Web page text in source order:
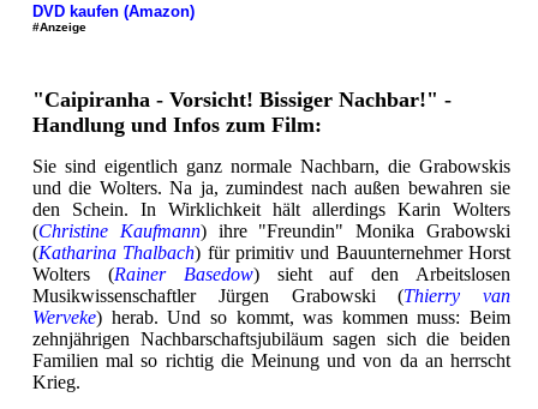
DVD kaufen (Amazon)
#Anzeige
"Caipiranha - Vorsicht! Bissiger Nachbar!" -
Handlung und Infos zum Film:
Sie sind eigentlich ganz normale Nachbarn, die Grabowskis
und die Wolters. Na ja, zumindest nach außen bewahren sie
den Schein. In Wirklichkeit hält allerdings Karin Wolters
(Christine Kaufmann) ihre "Freundin" Monika Grabowski
(Katharina Thalbach) für primitiv und Bauunternehmer Horst
Wolters (Rainer Basedow) sieht auf den Arbeitslosen
Musikwissenschaftler Jürgen Grabowski (Thierry van
Werveke) herab. Und so kommt, was kommen muss: Beim
zehnjährigen Nachbarschaftsjubiläum sagen sich die beiden
Familien mal so richtig die Meinung und von da an herrscht
Krieg.